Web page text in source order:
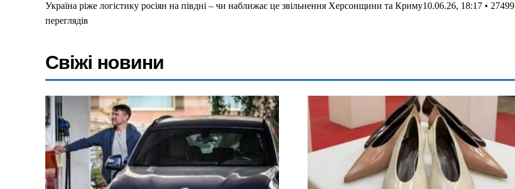
Київ
Технології
Війна
Україна ріже логістику росіян на півдні – чи наближає це звільнення Херсонщини та Криму10.06.26, 18:17 • 27499
переглядiв
Свіжі новини